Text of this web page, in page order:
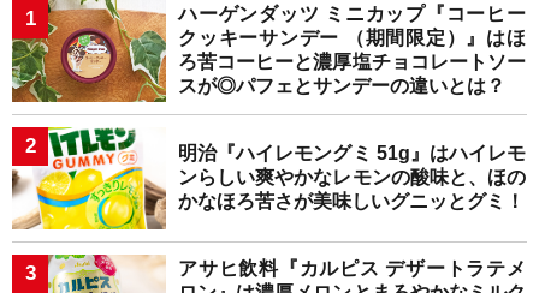
ハーゲンダッツ ミニカップ『コーヒー
クッキーサンデー （期間限定）』はほ
ろ苦コーヒーと濃厚塩チョコレートソー
スが◎パフェとサンデーの違いとは？
明治『ハイレモングミ 51g』はハイレモ
ンらしい爽やかなレモンの酸味と、ほの
かなほろ苦さが美味しいグニッとグミ！
アサヒ飲料『カルピス デザートラテメ